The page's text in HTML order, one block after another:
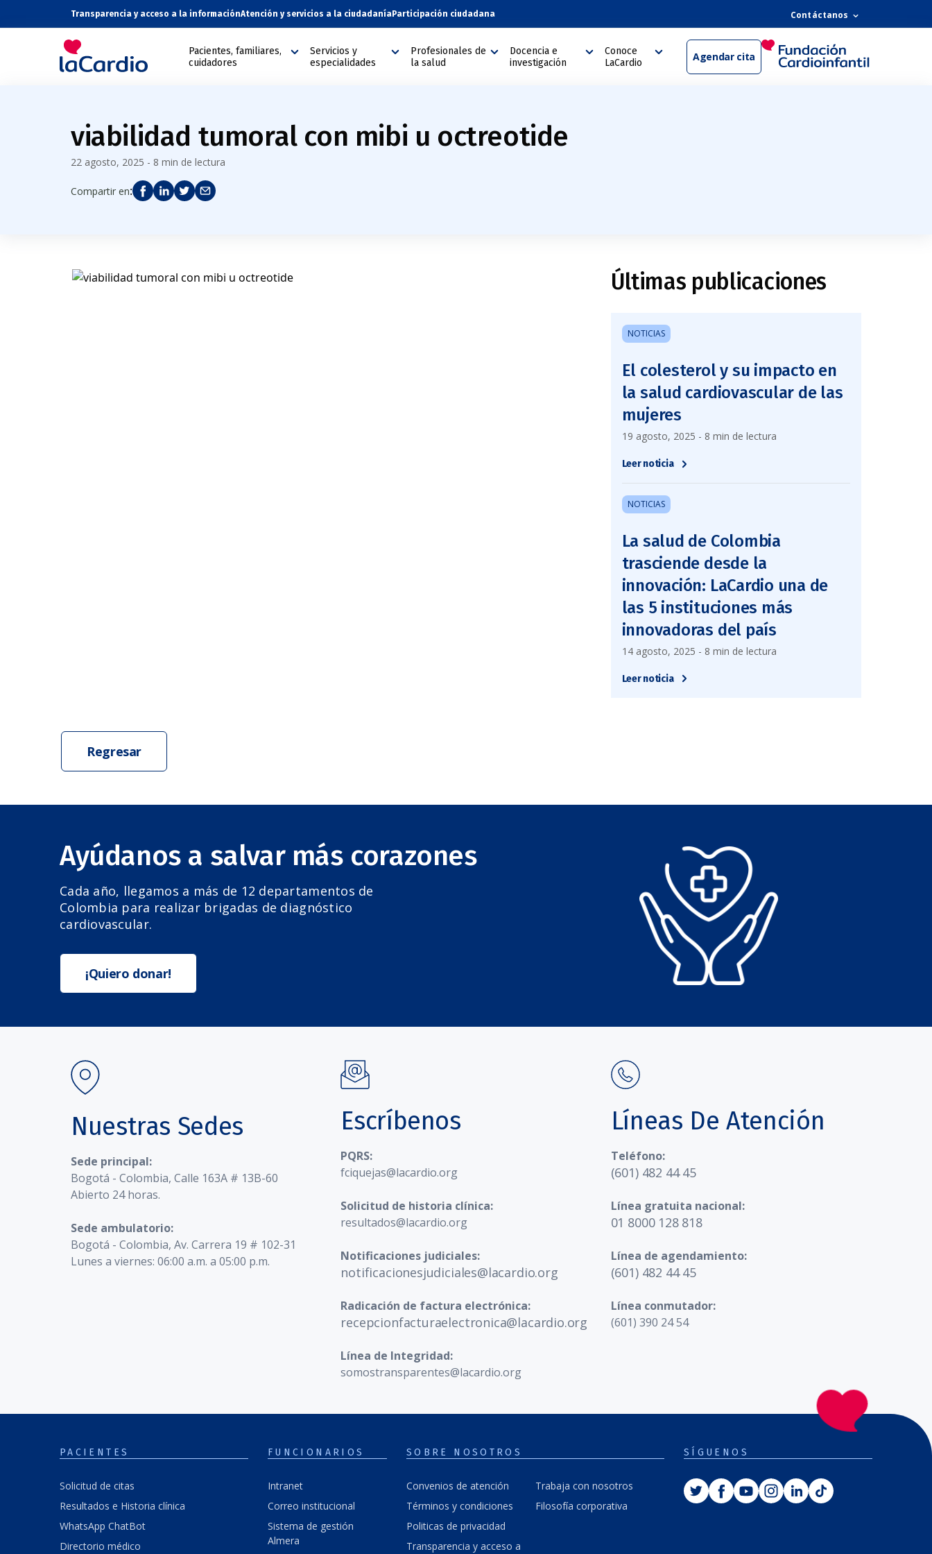
Transparencia y acceso a la informaciónAtención y servicios a la ciudadanía Participación ciudadana Contáctanos
Pacientes, familiares,
cuidadores
Servicios y
especialidades
Profesionales de
la salud
Docencia e
investigación
Conoce
LaCardio
Agendar cita
viabilidad tumoral con mibi u octreotide
22 agosto, 2025 - 8 min de lectura
Compartir en:
Últimas publicaciones
NOTICIAS
El colesterol y su impacto en
la salud cardiovascular de las
mujeres
19 agosto, 2025 - 8 min de lectura
Leer noticia
NOTICIAS
La salud de Colombia
trasciende desde la
innovación: LaCardio una de
las 5 instituciones más
innovadoras del país
14 agosto, 2025 - 8 min de lectura
Leer noticia
Regresar
Ayúdanos a salvar más corazones
Cada año, llegamos a más de 12 departamentos de
Colombia para realizar brigadas de diagnóstico
cardiovascular.
¡Quiero donar!
Nuestras Sedes
Sede principal:
Bogotá - Colombia, Calle 163A # 13B-60
Abierto 24 horas.
Sede ambulatorio:
Bogotá - Colombia, Av. Carrera 19 # 102-31
Lunes a viernes: 06:00 a.m. a 05:00 p.m.
Escríbenos
PQRS:
fciquejas@lacardio.org
Solicitud de historia clínica:
resultados@lacardio.org
Notificaciones judiciales:
notificacionesjudiciales@lacardio.org
Radicación de factura electrónica:
recepcionfacturaelectronica@lacardio.org
Línea de Integridad:
somostransparentes@lacardio.org
Líneas De Atención
Teléfono:
(601) 482 44 45
Línea gratuita nacional:
01 8000 128 818
Línea de agendamiento:
(601) 482 44 45
Línea conmutador:
(601) 390 24 54
PACIENTES
Solicitud de citas
Resultados e Historia clínica
WhatsApp ChatBot
Directorio médico
FUNCIONARIOS
Intranet
Correo institucional
Sistema de gestión
Almera
SOBRE NOSOTROS
Convenios de atención
Términos y condiciones
Politicas de privacidad
Transparencia y acceso a
Trabaja con nosotros
Filosofía corporativa
SÍGUENOS
TwitterFacebook
YoutubeInstagram
LinkedinTiktok